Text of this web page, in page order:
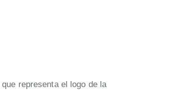
que representa el logo de la